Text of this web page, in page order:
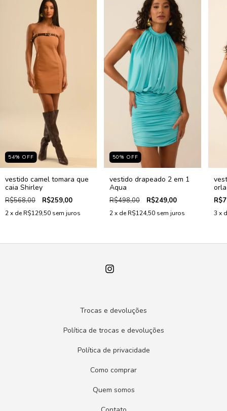
54% OFF
vestido camel tomara que
caia Shirley
R$568,00 R$259,00
2x deR$129,50 sem juros
50% OFF
vestido drapeado 2 em 1
Aqua
R$498,00 R$249,00
2 x deR$124,50 sem juros
orla
3 x
Trocas e devoluções
Política de trocas e devoluções
Política de privacidade
Como comprar
Quem somos